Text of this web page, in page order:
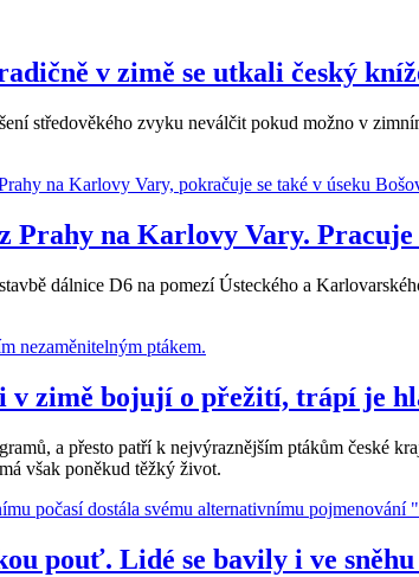
v zimě se utkali český
středověkého zvyku neválčit pokud možno v
Prahy na Karlovy Vary. Pracuje
dálnice D6 na pomezí Ústeckého a
v zimě bojují o přežití, trápí je
a přesto patří k nejvýraznějším ptákům české
však poněkud těžký život.
pouť. Lidé se bavily i ve